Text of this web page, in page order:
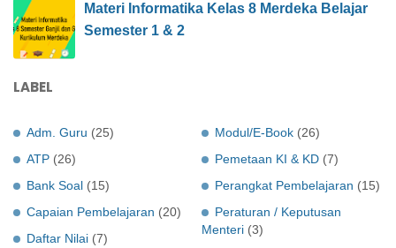
Materi Informatika Kelas 8 Merdeka Belajar
Semester 1 & 2
LABEL
Adm. Guru (25)
ATP (26)
Bank Soal (15)
Capaian Pembelajaran (20)
Daftar Nilai (7)
Modul/E-Book (26)
Pemetaan KI & KD (7)
Perangkat Pembelajaran (15)
Peraturan / Keputusan
Menteri (3)